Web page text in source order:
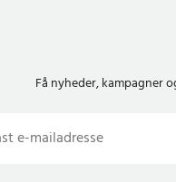
Få nyheder, kampagner